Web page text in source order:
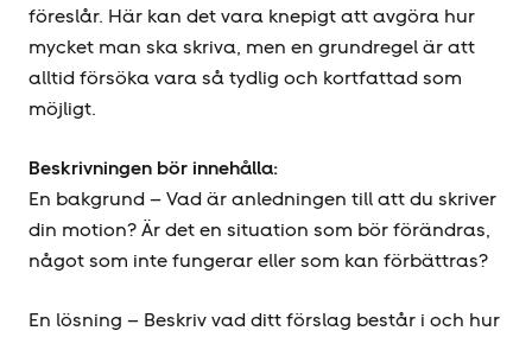
föreslår. Här kan det vara knepigt att avgöra hur
mycket man ska skriva, men en grundregel är att
alltid försöka vara så tydlig och kortfattad som
möjligt.
Beskrivningen bör innehålla:
En bakgrund – Vad är anledningen till att du skriver
din motion? Är det en situation som bör förändras,
något som inte fungerar eller som kan förbättras?
En lösning – Beskriv vad ditt förslag består i och hur